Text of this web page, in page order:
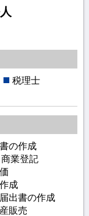
税理士
の作成
商業登記
成
出書の作成
販売